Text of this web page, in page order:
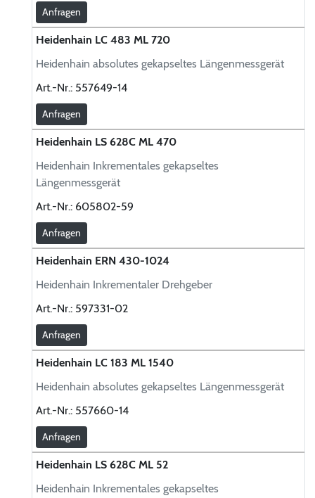
Anfragen
Heidenhain LC 483 ML 720
Heidenhain absolutes gekapseltes Längenmessgerät
Art.-Nr.: 557649-14
Anfragen
Heidenhain LS 628C ML 470
Heidenhain Inkrementales gekapseltes
Längenmessgerät
Art.-Nr.: 605802-59
Anfragen
Heidenhain ERN 430-1024
Heidenhain Inkrementaler Drehgeber
Art.-Nr.: 597331-02
Anfragen
Heidenhain LC 183 ML 1540
Heidenhain absolutes gekapseltes Längenmessgerät
Art.-Nr.: 557660-14
Anfragen
Heidenhain LS 628C ML 52
Heidenhain Inkrementales gekapseltes